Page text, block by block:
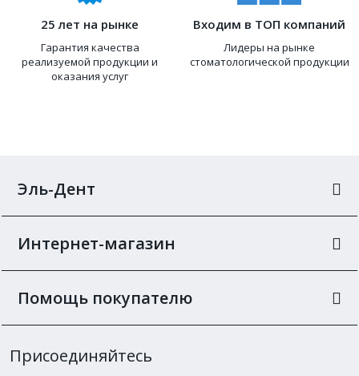
25 лет на рынке
Гарантия качества
реализуемой продукции и
оказания услуг
Входим в ТОП компаний
Лидеры на рынке
стоматологической продукции
Эль-Дент
Интернет-магазин
Помощь покупателю
Присоединяйтесь